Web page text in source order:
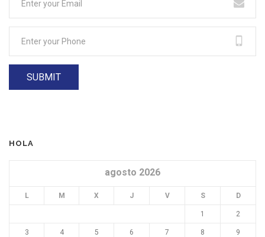
HOLA
agosto 2026
L M X J V S D
1 2
3 4 5 6 7 8 9